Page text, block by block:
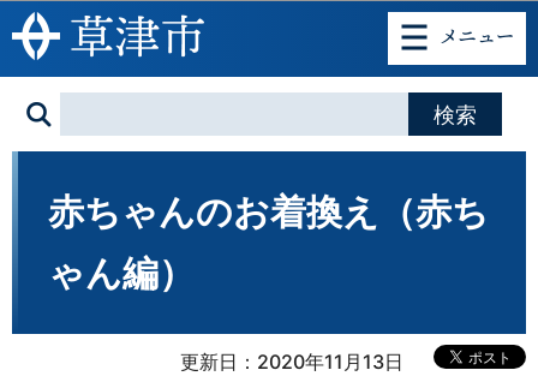
このページの本文へ移動
赤ちゃんのお着換え（赤ち
ゃん編）
更新日：2020年11月13日